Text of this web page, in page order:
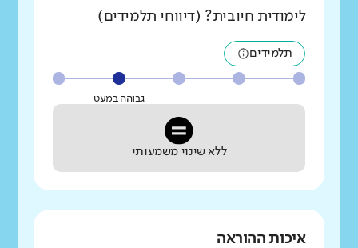
לימודית חיובית? (דיווחי תלמידים)
תלמידים
גבוהה במעט
ללא שינוי משמעותי
איכות ההוראה